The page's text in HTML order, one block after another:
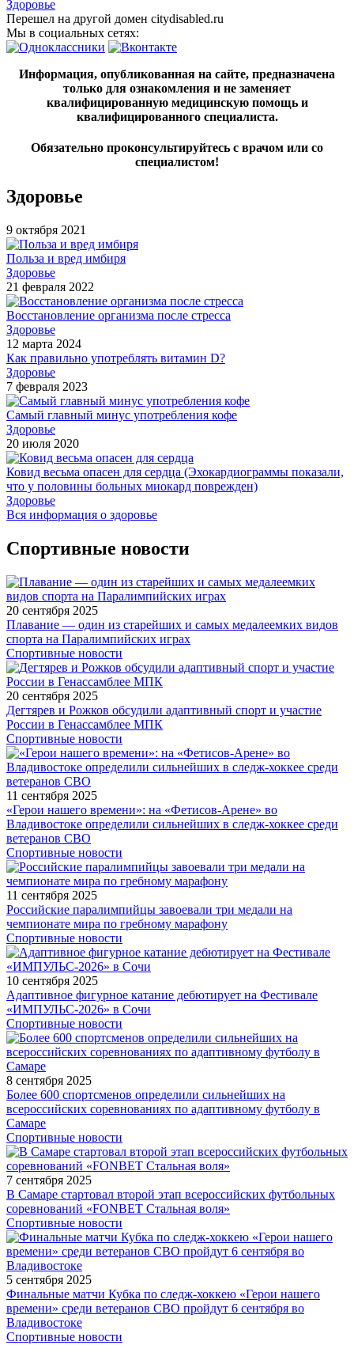
Здоровье
Перешел на другой домен citydisabled.ru
Мы в социальных сетях:
Информация, опубликованная на сайте, предназначена
только для ознакомления и не заменяет
квалифицированную медицинскую помощь и
квалифицированного специалиста.
Обязательно проконсультируйтесь с врачом или со
специалистом!
Здоровье
9 октября 2021
Польза и вред имбиря
Здоровье
21 февраля 2022
Восстановление организма после стресса
Здоровье
12 марта 2024
Как правильно употреблять витамин D?
Здоровье
7 февраля 2023
Самый главный минус употребления кофе
Здоровье
20 июля 2020
Ковид весьма опасен для сердца (Эхокардиограммы показали,
что у половины больных миокард поврежден)
Здоровье
Вся информация о здоровье
Спортивные новости
20 сентября 2025
Плавание — один из старейших и самых медалеемких видов
спорта на Паралимпийских играх
Спортивные новости
20 сентября 2025
Дегтярев и Рожков обсудили адаптивный спорт и участие
России в Генассамблее МПК
Спортивные новости
11 сентября 2025
«Герои нашего времени»: на «Фетисов-Арене» во
Владивостоке определили сильнейших в следж-хоккее среди
ветеранов СВО
Спортивные новости
11 сентября 2025
Российские паралимпийцы завоевали три медали на
чемпионате мира по гребному марафону
Спортивные новости
10 сентября 2025
Адаптивное фигурное катание дебютирует на Фестивале
«ИМПУЛЬС-2026» в Сочи
Спортивные новости
8 сентября 2025
Более 600 спортсменов определили сильнейших на
всероссийских соревнованиях по адаптивному футболу в
Самаре
Спортивные новости
7 сентября 2025
В Самаре стартовал второй этап всероссийских футбольных
соревнований «FONBET Стальная воля»
Спортивные новости
5 сентября 2025
Финальные матчи Кубка по следж-хоккею «Герои нашего
времени» среди ветеранов СВО пройдут 6 сентября во
Владивостоке
Спортивные новости